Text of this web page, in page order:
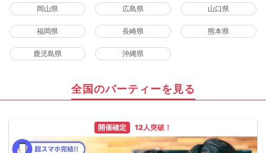
岡山県 広島県 山口県
福岡県 長崎県 熊本県
鹿児島県 沖縄県
全国のパーティーを見る
開催確定 12人突破！